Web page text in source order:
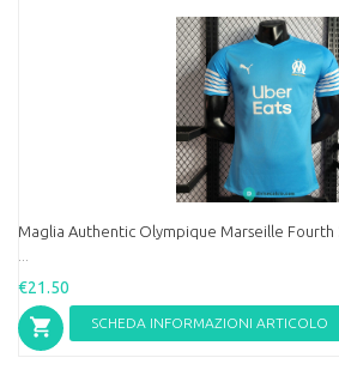
Maglia Authentic Olympique Marseille Fourth
€21.50
SCHEDA INFORMAZIONI ARTICOLO